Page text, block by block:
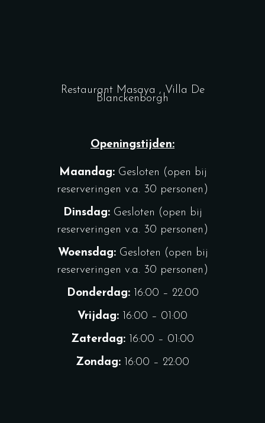
Restaurant Masaya , Villa De
Blanckenborgh
Openingstijden:
Maandag:Gesloten (open bij
reserveringen v.a. 30 personen)
Dinsdag: Gesloten (open bij
reserveringen v.a. 30 personen)
Woensdag:Gesloten (open bij
reserveringen v.a. 30 personen)
Donderdag:16:00 – 22:00
Vrijdag: 16:00 – 01:00
Zaterdag: 16:00 – 01:00
Zondag: 16:00 – 22:00